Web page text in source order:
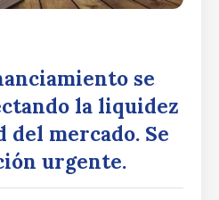
se
la liquidez
del mercado. Se
urgente.